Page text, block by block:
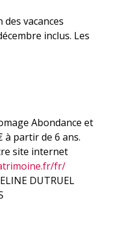
vacances
inclus. Les
Abondance et
à partir de 6 ans.
site internet
fr/
DUTRUEL